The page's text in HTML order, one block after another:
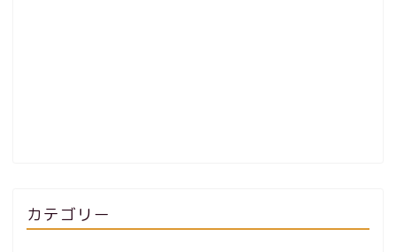
カテゴリー